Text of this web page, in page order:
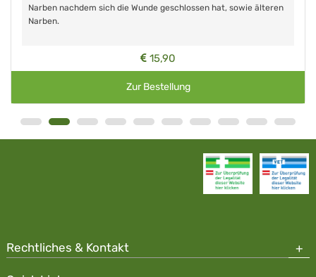
Narben nachdem sich die Wunde geschlossen hat, sowie älteren
Narben.
15,90
Zur Bestellung
Rechtliches & Kontakt